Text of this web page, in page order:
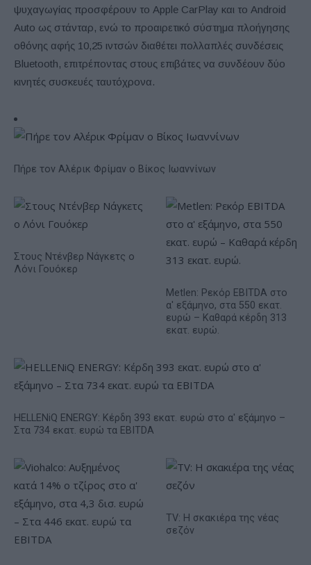
ψυχαγωγίας προσφέρουν το Apple CarPlay και το Android
Auto ως στάνταρ, ενώ το προαιρετικό σύστημα πλοήγησης
οθόνης αφής 10,25 ιντσών διαθέτει πολλαπλές συνδέσεις
Bluetooth, επιτρέποντας στους επιβάτες να συνδέουν δύο
κινητές συσκευές ταυτόχρονα.
Πήρε τον Αλέρικ Φρίμαν ο Βίκος Ιωαννίνων
Στους Ντένβερ Νάγκετς ο
Λόνι Γουόκερ
Metlen: Ρεκόρ EBITDA στο
α' εξάμηνο, στα 550 εκατ.
ευρώ – Καθαρά κέρδη 313
εκατ. ευρώ.
HELLENiQ ENERGY: Κέρδη 393 εκατ. ευρώ στο α' εξάμηνο –
Στα 734 εκατ. ευρώ τα EBITDA
TV: Η σκακιέρα της νέας
σεζόν